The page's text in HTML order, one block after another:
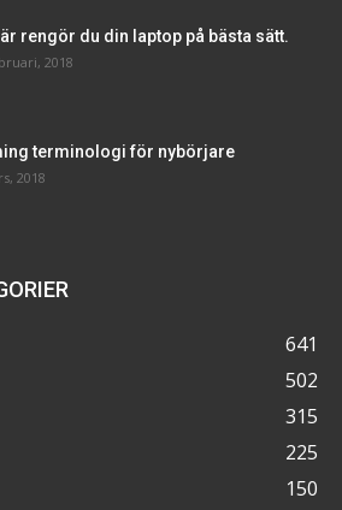
rengör du din laptop på bästa sätt.
2018
terminologi för nybörjare
2018
641
502
315
225
150